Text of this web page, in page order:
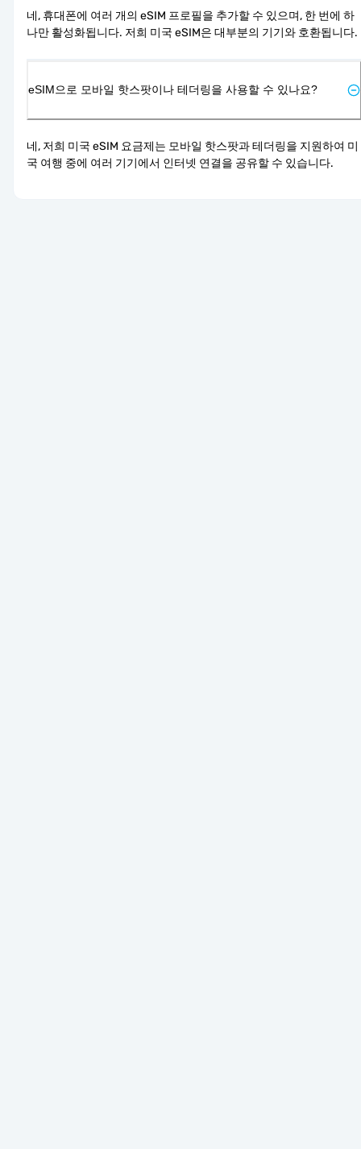
네, 휴대폰에 여러 개의 eSIM 프로필을 추가할 수 있으며, 한 번에 하
나만 활성화됩니다. 저희 미국 eSIM은 대부분의 기기와 호환됩니다.
eSIM으로 모바일 핫스팟이나 테더링을 사용할 수 있나요?
네, 저희 미국 eSIM 요금제는 모바일 핫스팟과 테더링을 지원하여 미
국 여행 중에 여러 기기에서 인터넷 연결을 공유할 수 있습니다.